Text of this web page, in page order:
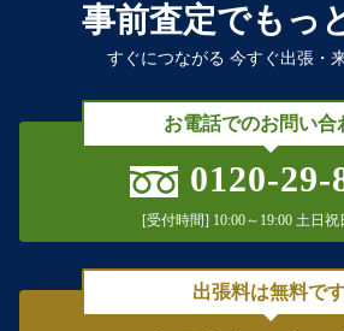
事前査定でもっ
すぐにつながる 今すぐ出張・
お電話でのお問い合
0120-29-
[受付時間] 10:00～19:00 土日
出張料は無料で